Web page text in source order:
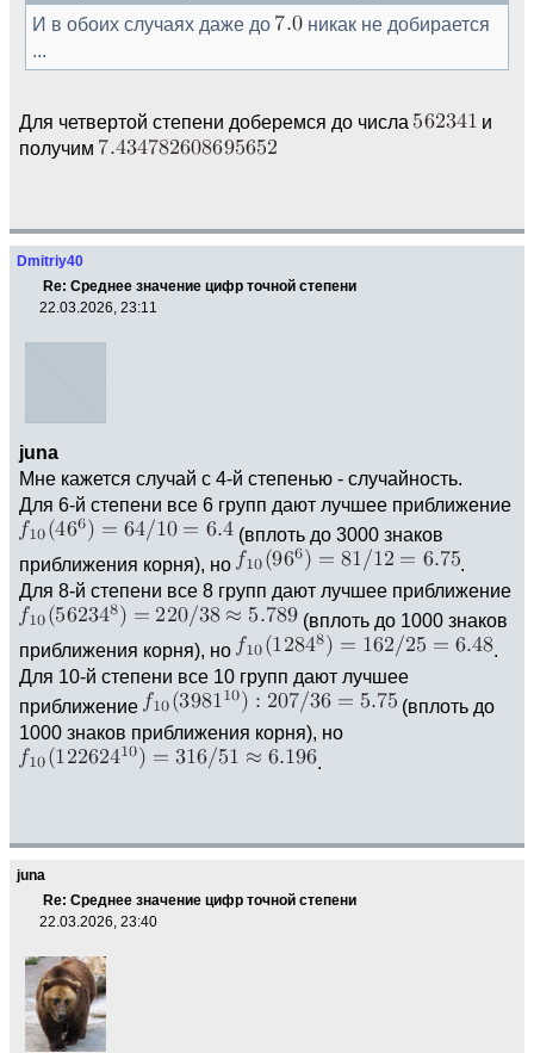
И в обоих случаях даже до
никак не добирается
...
Для четвертой степени доберемся до числа
и
получим
Dmitriy40
Re: Среднее значение цифр точной степени
22.03.2026, 23:11
juna
Мне кажется случай с 4-й степенью - случайность.
Для 6-й степени все 6 групп дают лучшее приближение
(вплоть до 3000 знаков
приближения корня), но
.
Для 8-й степени все 8 групп дают лучшее приближение
(вплоть до 1000 знаков
приближения корня), но
.
Для 10-й степени все 10 групп дают лучшее
приближение
(вплоть до
1000 знаков приближения корня), но
.
juna
Re: Среднее значение цифр точной степени
22.03.2026, 23:40